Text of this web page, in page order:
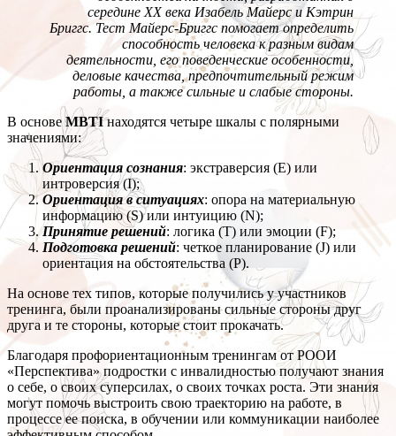
середине ХХ века Изабель Майерс и Кэтрин
Бриггс. Тест Майерс-Бриггс помогает определить
способность человека к разным видам
деятельности, его поведенческие особенности,
деловые качества, предпочтительный режим
работы, а также сильные и слабые стороны.
В основе MBTIнаходятся четыре шкалы с полярными
значениями:
Ориентация сознания: экстраверсия (E) или
интроверсия (I);
Ориентация в ситуациях: опора на материальную
информацию (S) или интуицию (N);
Принятие решений: логика (T) или эмоции (F);
Подготовка решений: четкое планирование (J) или
ориентация на обстоятельства (P).
На основе тех типов, которые получились у участников
тренинга, были проанализированы сильные стороны друг
друга и те стороны, которые стоит прокачать.
Благодаря профориентационным тренингам от РООИ
«Перспектива» подростки с инвалидностью получают знания
о себе, о своих суперсилах, о своих точках роста. Эти знания
могут помочь выстроить свою траекторию на работе, в
процессе ее поиска, в обучении или коммуникации наиболее